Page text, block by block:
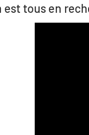
est tous en